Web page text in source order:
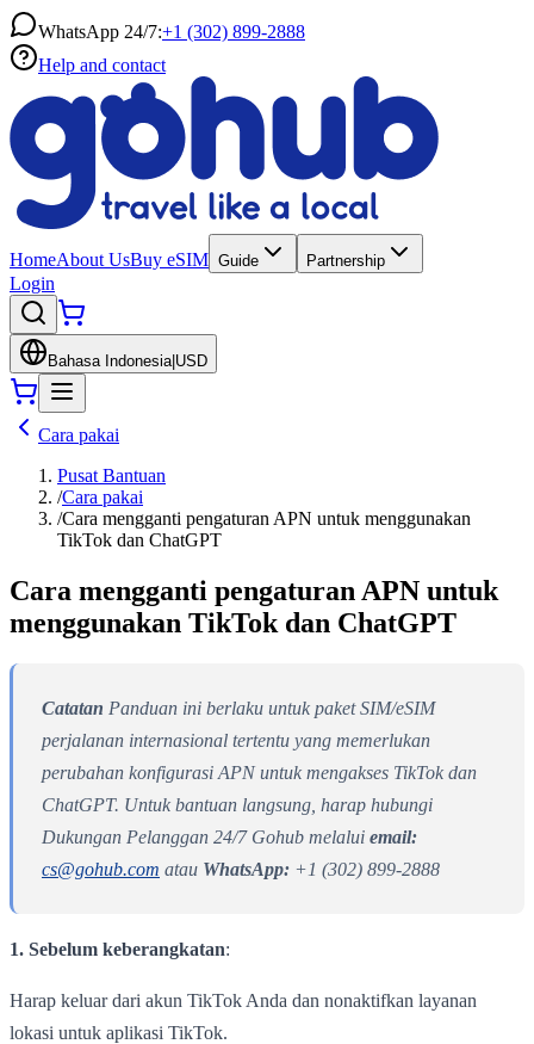
WhatsApp 24/7:+1 (302) 899-2888
Help and contact
HomeAbout UsBuy eSIM Guide Partnership
Login
Bahasa Indonesia| USD
Cara pakai
Pusat Bantuan
/Cara pakai
/Cara mengganti pengaturan APN untuk menggunakan
TikTok dan ChatGPT
Cara mengganti pengaturan APN untuk
menggunakan TikTok dan ChatGPT
Catatan Panduan ini berlaku untuk paket SIM/eSIM
perjalanan internasional tertentu yang memerlukan
perubahan konfigurasi APN untuk mengakses TikTok dan
ChatGPT. Untuk bantuan langsung, harap hubungi
Dukungan Pelanggan 24/7 Gohub melalui email:
cs@gohub.com atau WhatsApp: +1 (302) 899-2888
1. Sebelum keberangkatan:
Harap keluar dari akun TikTok Anda dan nonaktifkan layanan
lokasi untuk aplikasi TikTok.